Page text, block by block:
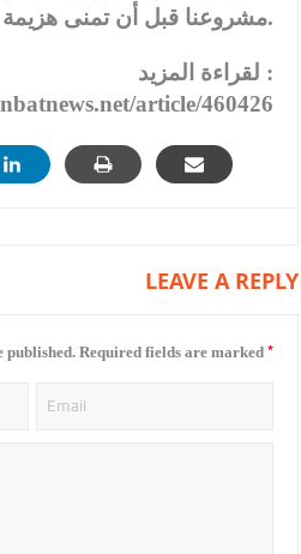
مشروعنا قبل أن تمنى هزيمة مشروع طهران.
لقراءة المزيد :
article/460426
LEAVE A REPLY
published. Required fields are marked *